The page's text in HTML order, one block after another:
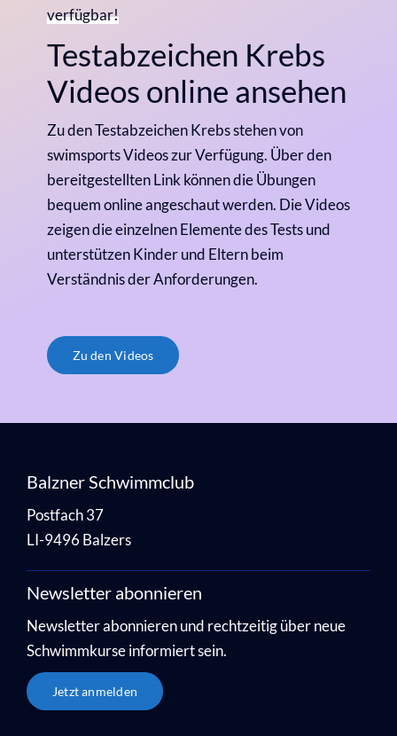
verfügbar!
Testabzeichen Krebs
Videos online ansehen
Zu den Testabzeichen Krebs stehen von
swimsports Videos zur Verfügung. Über den
bereitgestellten Link können die Übungen
bequem online angeschaut werden. Die Videos
zeigen die einzelnen Elemente des Tests und
unterstützen Kinder und Eltern beim
Verständnis der Anforderungen.
Zu den Videos
Balzner Schwimmclub
Postfach 37
LI-9496 Balzers
Newsletter abonnieren
Newsletter abonnieren und rechtzeitig über neue
Schwimmkurse informiert sein.
Jetzt anmelden